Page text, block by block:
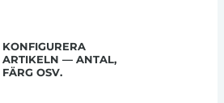
KONFIGURERA
ARTIKELN — ANTAL,
FÄRG OSV.